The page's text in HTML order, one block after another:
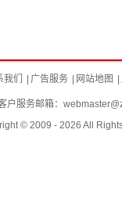
我们 广告服务 网站地图
户服务邮箱：
© 2009 - 2026 All